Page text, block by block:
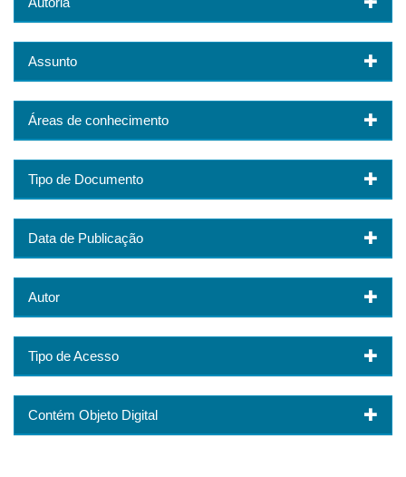
Assunto
Áreas de conhecimento
Tipo de Documento
Data de Publicação
Autor
Tipo de Acesso
Contém Objeto Digital